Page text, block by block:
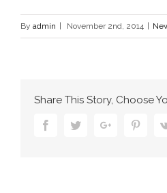
By admin November 2nd, 2014
Share This Story, Choose
FacebookTwitterGoogle+